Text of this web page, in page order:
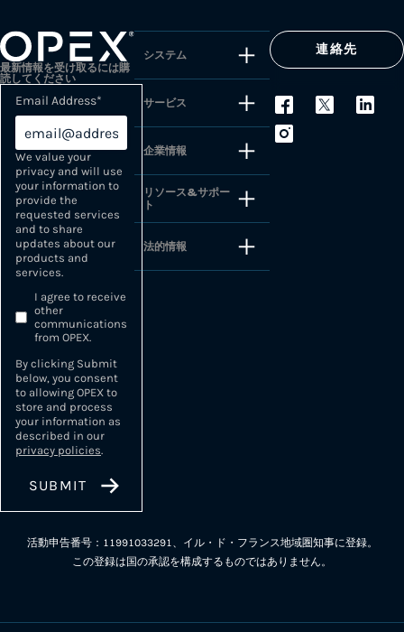
最新情報を受け取るには購
読してください
Email Address*
We value your
privacy and will use
your information to
provide the
requested services
and to share
updates about our
products and
services.
I agree to receive
other
communications
from OPEX.
By clicking Submit
below, you consent
to allowing OPEX to
store and process
your information as
described in our
privacy policies.
システム
サービス
企業情報
リソース&サポー
ト
法的情報
連絡先
活動申告番号：11991033291、イル・ド・フランス地域圏知事に登録。
この登録は国の承認を構成するものではありません。